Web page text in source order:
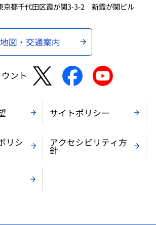
都千代田区霞が関3-3-2 新霞が関ビル
地図・交通案内
ント
サイトポリシー
リシ アクセシビリティ方
針